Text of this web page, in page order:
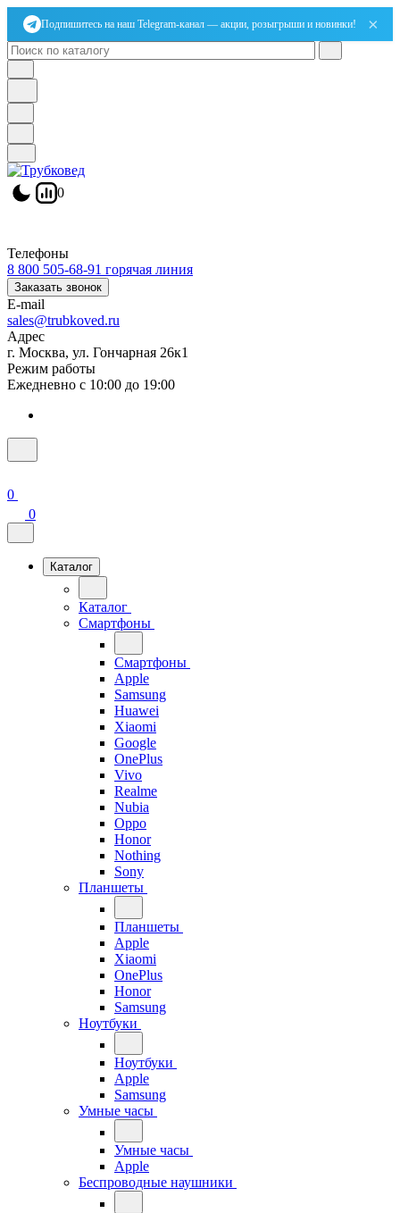
Подпишитесь на наш Telegram-канал — акции, розыгрыши и новинки! ×
0
Телефоны
8 800 505-68-91 горячая линия
Заказать звонок
E-mail
sales@trubkoved.ru
Адрес
г. Москва, ул. Гончарная 26к1
Режим работы
Ежедневно с 10:00 до 19:00
0
0
Каталог
Каталог
Смартфоны
Смартфоны
Apple
Samsung
Huawei
Xiaomi
Google
OnePlus
Vivo
Realme
Nubia
Oppo
Honor
Nothing
Sony
Планшеты
Планшеты
Apple
Xiaomi
OnePlus
Honor
Samsung
Ноутбуки
Ноутбуки
Apple
Samsung
Умные часы
Умные часы
Apple
Беспроводные наушники